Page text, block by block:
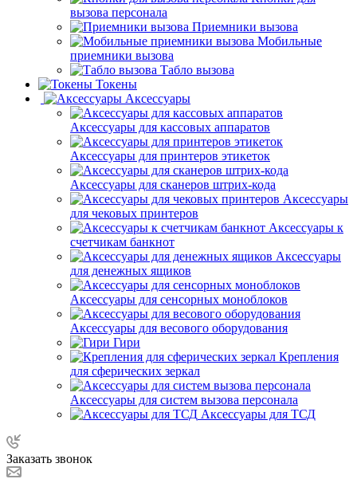
вызова персонала
Приемники вызова
Мобильные
приемники вызова
Табло вызова
Токены
Аксессуары
Аксессуары для кассовых аппаратов
Аксессуары для принтеров этикеток
Аксессуары для сканеров штрих-кода
Аксессуары
для чековых принтеров
Аксессуары к
счетчикам банкнот
Аксессуары
для денежных ящиков
Аксессуары для сенсорных моноблоков
Аксессуары для весового оборудования
Гири
Крепления
для сферических зеркал
Аксессуары для систем вызова персонала
Аксессуары для ТСД
Заказать звонок